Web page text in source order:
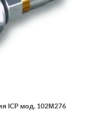
ICP мод. 102М276